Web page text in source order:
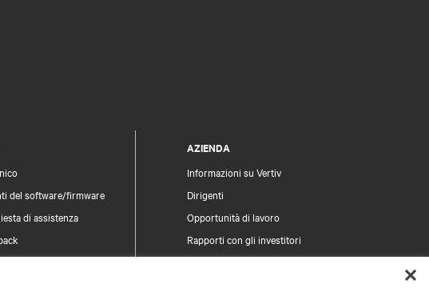
del software/firmware
di assistenza
AZIENDA
Informazioni su Vertiv
Dirigenti
Opportunità di lavoro
Rapporti con gli investitori
Etica e conformità